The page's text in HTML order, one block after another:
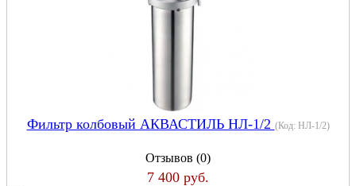
Фильтр колбовый АКВАСТИЛЬ НЛ-1/2 (Код: НЛ-1/2)
Отзывов (0)
7 400 руб.